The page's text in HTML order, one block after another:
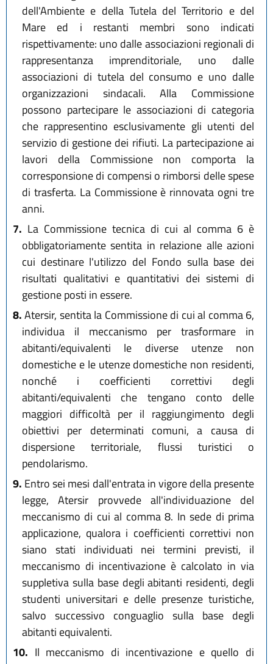
dell'Ambiente e della Tutela del Territorio e del
Mare ed i restanti membri sono indicati
rispettivamente: uno dalle associazioni regionali di
rappresentanza imprenditoriale, uno dalle
associazioni di tutela del consumo e uno dalle
organizzazioni sindacali. Alla Commissione
possono partecipare le associazioni di categoria
che rappresentino esclusivamente gli utenti del
servizio di gestione dei rifiuti. La partecipazione ai
lavori della Commissione non comporta la
corresponsione di compensi o rimborsi delle spese
di trasferta. La Commissione è rinnovata ogni tre
anni.
7. La Commissione tecnica di cui al comma 6 è
obbligatoriamente sentita in relazione alle azioni
cui destinare l'utilizzo del Fondo sulla base dei
risultati qualitativi e quantitativi dei sistemi di
gestione posti in essere.
8.Atersir, sentita la Commissione di cui al comma 6,
individua il meccanismo per trasformare in
abitanti/equivalenti le diverse utenze non
domestiche e le utenze domestiche non residenti,
nonché i coefficienti correttivi degli
abitanti/equivalenti che tengano conto delle
maggiori difficoltà per il raggiungimento degli
obiettivi per determinati comuni, a causa di
dispersione territoriale, flussi turistici o
pendolarismo.
9. Entro sei mesi dall'entrata in vigore della presente
legge, Atersir provvede all'individuazione del
meccanismo di cui al comma 8. In sede di prima
applicazione, qualora i coefficienti correttivi non
siano stati individuati nei termini previsti, il
meccanismo di incentivazione è calcolato in via
suppletiva sulla base degli abitanti residenti, degli
studenti universitari e delle presenze turistiche,
salvo successivo conguaglio sulla base degli
abitanti equivalenti.
10. Il meccanismo di incentivazione e quello di